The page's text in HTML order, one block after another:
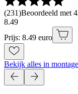
(231)Beoordeeld met
8.49
Prijs: 8.49 euro
Bekijk alles in